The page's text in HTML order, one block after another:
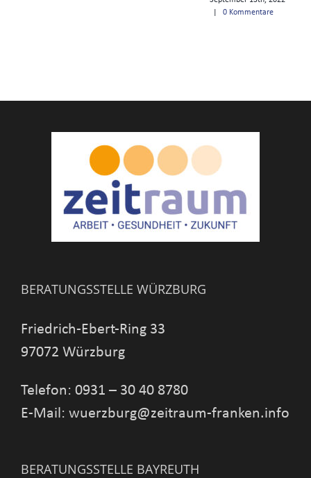
0 Kommentare
BERATUNGSSTELLE WÜRZBURG
Friedrich-Ebert-Ring 33
97072 Würzburg
Telefon: 0931 – 30 40 8780
E-Mail: wuerzburg@zeitraum-franken.info
BERATUNGSSTELLE BAYREUTH